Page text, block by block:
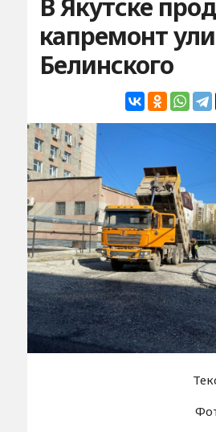
В Якутске
капремонт
Белинского